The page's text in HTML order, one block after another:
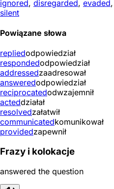
ignored, disregarded, evaded,
silent
Powiązane słowa
repliedodpowiedział
respondedodpowiedział
addressedzaadresował
answeredodpowiedział
reciprocatedodwzajemnił
acteddziałał
resolvedzałatwił
communicatedkomunikował
providedzapewnił
Frazy i kolokacje
answered the question